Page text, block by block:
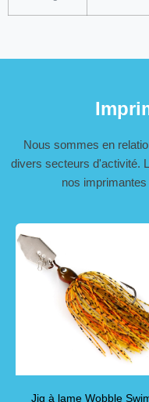
Nous sommes en
divers secteurs d'activité.
nos
Jig à lame Wobble